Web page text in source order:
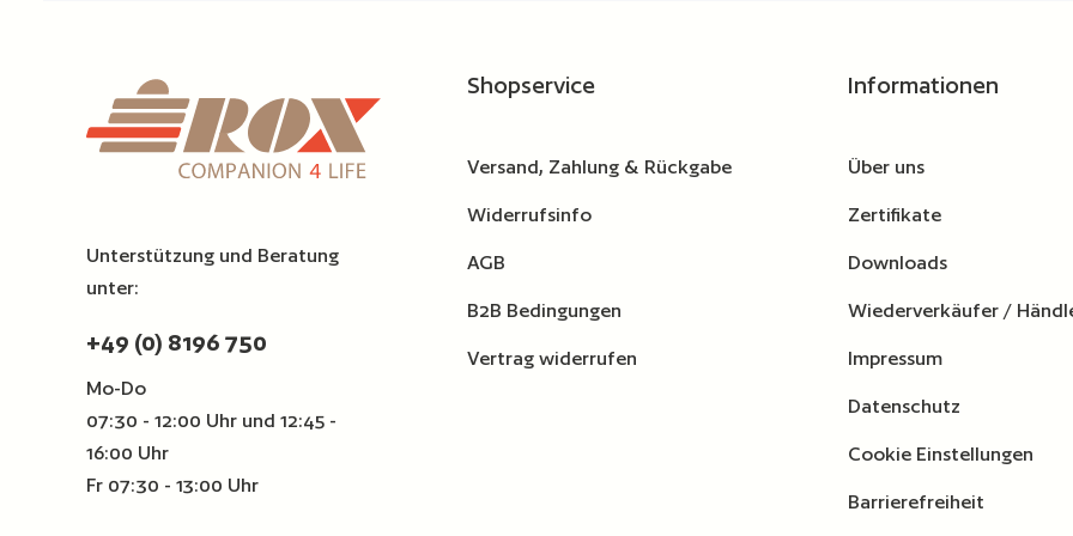
Unterstützung und Beratung
unter:
+49 (0) 8196 750
Mo-Do
07:30 - 12:00 Uhr und 12:45 -
16:00 Uhr
Fr 07:30 - 13:00 Uhr
Shopservice
Versand, Zahlung & Rückgabe
Widerrufsinfo
AGB
B2B Bedingungen
Vertrag widerrufen
Informationen
Über uns
Zertifikate
Downloads
Wiederverkäufer /
Impressum
Datenschutz
Cookie Einstellungen
Barrierefreiheit